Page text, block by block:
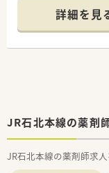
させていただき
■週20時間以
も歓迎！
■サポート体制
ある方の復帰
局です。
■薬剤師2名在
詳細を見
JR石北本線の薬剤
JR石北本線の薬剤師求